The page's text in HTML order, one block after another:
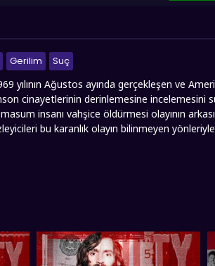
Gerilim
Suç
yılının Ağustos ayında gerçekleşen ve
cinayetlerinin derinlemesine incelemesini
insanı vahşice öldürmesi olayının
bu karanlık olayın bilinmeyen
kurduğu güçlü zihin kontrolü
getirilen CIA'in bilinç kontrol deneyleriyle
nasıl etkilediği konusunda
de gözler önüne seriyor. "Kaos: Manson
yönlerini, grup dinamiklerini ve
sunmuş olup, keyifli seyirler dileriz..